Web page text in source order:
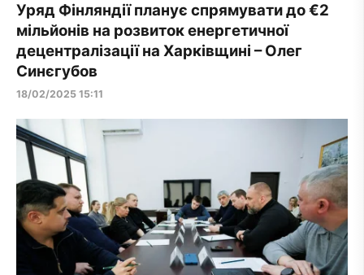
Уряд Фінляндії планує спрямувати до €2
мільйонів на розвиток енергетичної
децентралізації на Харківщині – Олег
Синєгубов
18/02/2025 15:11